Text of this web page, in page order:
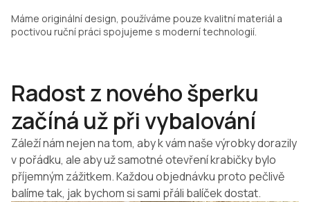
Máme originální design, používáme pouze kvalitní materiál a
poctivou ruční práci spojujeme s moderní technologií.
Radost z nového šperku
začíná už při vybalování
Záleží nám nejen na tom, aby k vám naše výrobky dorazily
v pořádku, ale aby už samotné otevření krabičky bylo
příjemným zážitkem. Každou objednávku proto pečlivě
balíme tak, jak bychom si sami přáli balíček dostat.